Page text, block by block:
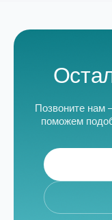
Позвоните нам
поможем